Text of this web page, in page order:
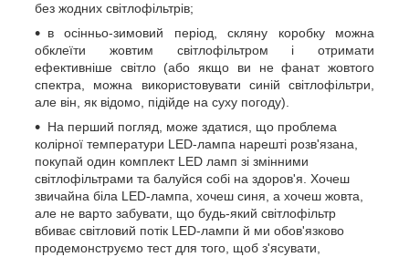
без жодних світлофільтрів;
в осінньо-зимовий період, скляну коробку можна
обклеїти жовтим світлофільтром і отримати
ефективніше світло (або якщо ви не фанат жовтого
спектра, можна використовувати синій світлофільтри,
але він, як відомо, підійде на суху погоду).
На перший погляд, може здатися, що проблема
колірної температури LED-лампа нарешті розв'язана,
покупай один комплект LED ламп зі змінними
світлофільтрами та балуйся собі на здоров'я. Хочеш
звичайна біла LED-лампа, хочеш синя, а хочеш жовта,
але не варто забувати, що будь-який світлофільтр
вбиває світловий потік LED-лампи й ми обов'язково
продемонструємо тест для того, щоб з'ясувати,